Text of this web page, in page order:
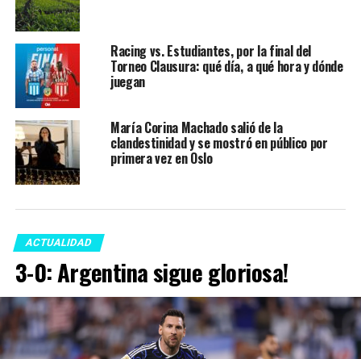
Racing vs. Estudiantes, por la final del
Torneo Clausura: qué día, a qué hora y dónde
juegan
María Corina Machado salió de la
clandestinidad y se mostró en público por
primera vez en Oslo
ACTUALIDAD
3-0: Argentina sigue gloriosa!